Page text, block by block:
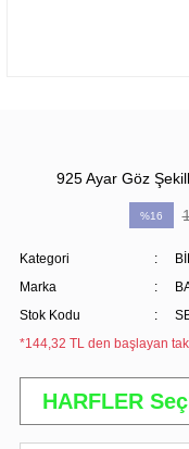
925 Ayar Göz
%16
Kategori
Marka
Stok Kodu
*144,32 TL den başlayan